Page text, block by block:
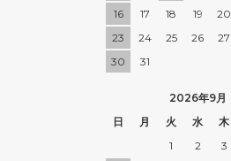
16
17 18 19 20
23
24 25 26 27
30
31
2026年9月
日
月 火 水 木
1
2 3